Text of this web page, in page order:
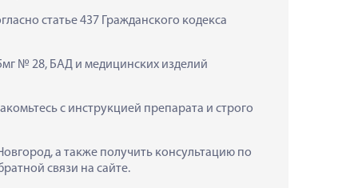
статье 437 Гражданского кодекса
№ 28, БАД и медицинских изделий
с инструкцией препарата и строго
а также получить консультацию по
связи на сайте.